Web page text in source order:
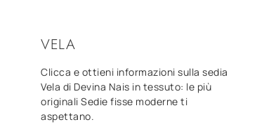
VELA
Clicca e ottieni informazioni sulla sedia
Vela di Devina Nais in tessuto: le più
originali Sedie fisse moderne ti
aspettano.